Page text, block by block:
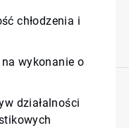
chłodzenia i
wykonanie o
działalności